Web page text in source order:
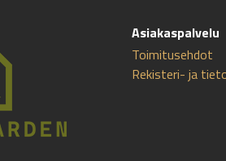
Asiakaspalvelu
Toimitusehdot
Rekisteri- ja